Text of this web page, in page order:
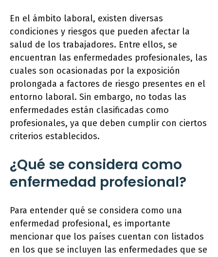
En el ámbito laboral, existen diversas
condiciones y riesgos que pueden afectar la
salud de los trabajadores. Entre ellos, se
encuentran las enfermedades profesionales, las
cuales son ocasionadas por la exposición
prolongada a factores de riesgo presentes en el
entorno laboral. Sin embargo, no todas las
enfermedades están clasificadas como
profesionales, ya que deben cumplir con ciertos
criterios establecidos.
¿Qué se considera como
enfermedad profesional?
Para entender qué se considera como una
enfermedad profesional, es importante
mencionar que los países cuentan con listados
en los que se incluyen las enfermedades que se